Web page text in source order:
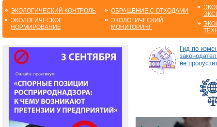
ЭКОЛОГИЧЕСКИЙ КОНТРОЛЬ
ЭКОЛОГИЧЕСКОЕ
НОРМИРОВАНИЕ
ОБРАЩЕНИЕ С ОТХОДАМИ
ЭКОЛОГИЧЕСКИЙ
МОНИТОРИНГ
Гид по
не